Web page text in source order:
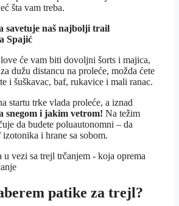
šta vam treba.
savetuje naš najbolji trail
Spajić
će vam biti dovoljni šorts i majica,
dužu distancu na proleće, možda ćete
i šuškavac, baf, rukavice i mali ranac.
startu trke vlada proleće, a iznad
snegom i jakim vetrom! Na težim
da budete poluautonomni – da
izotonika i hrane sa sobom.
patike za trejl?